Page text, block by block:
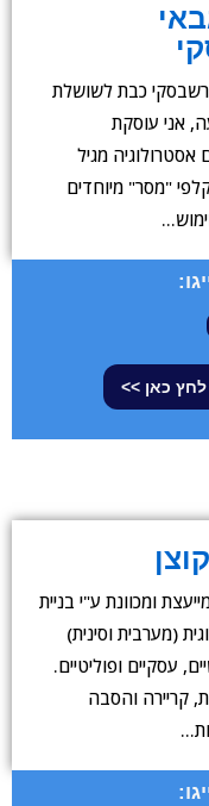
כבת לשושלת
אני עוסקת
אסטרולוגיה מגיל
"מסר" מיוחדים
לחץ כאן >>
ומכוונת ע"י בניית
(מערבית וסינית)
עסקיים ופוליטיים.
קריירה והסבה